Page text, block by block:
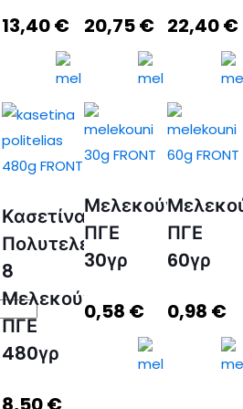
13,40€
BOX
24 τεμ
ΠΓΕ
30γρ
ποσότητα
20,75€
DISPLAY
BOX
24 τεμ.
ΠΓΕ
ποσότητα
22,40€
DISPLAY
BOX
24 τεμ.
ΠΓΕ
Κασετίνα
Πολυτελείας
8
Μελεκούνια
ΠΓΕ
480γρ
Μελεκούνι
ΠΓΕ
30γρ
0,58 €
ΠΓΕ
60γρ
0,98 €